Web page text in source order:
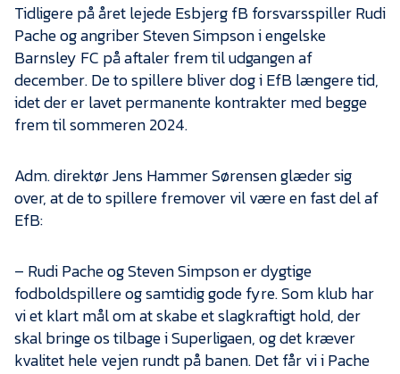
Aktionærinformation
Kontakt
Job i EfB
Presse
Tidligere på året lejede Esbjerg fB forsvarsspiller Rudi
Pache og angriber Steven Simpson i engelske
Barnsley FC på aftaler frem til udgangen af
december. De to spillere bliver dog i EfB længere tid,
idet der er lavet permanente kontrakter med begge
frem til sommeren 2024.
Adm. direktør Jens Hammer Sørensen glæder sig
over, at de to spillere fremover vil være en fast del af
EfB:
– Rudi Pache og Steven Simpson er dygtige
fodboldspillere og samtidig gode fyre. Som klub har
vi et klart mål om at skabe et slagkraftigt hold, der
skal bringe os tilbage i Superligaen, og det kræver
kvalitet hele vejen rundt på banen. Det får vi i Pache